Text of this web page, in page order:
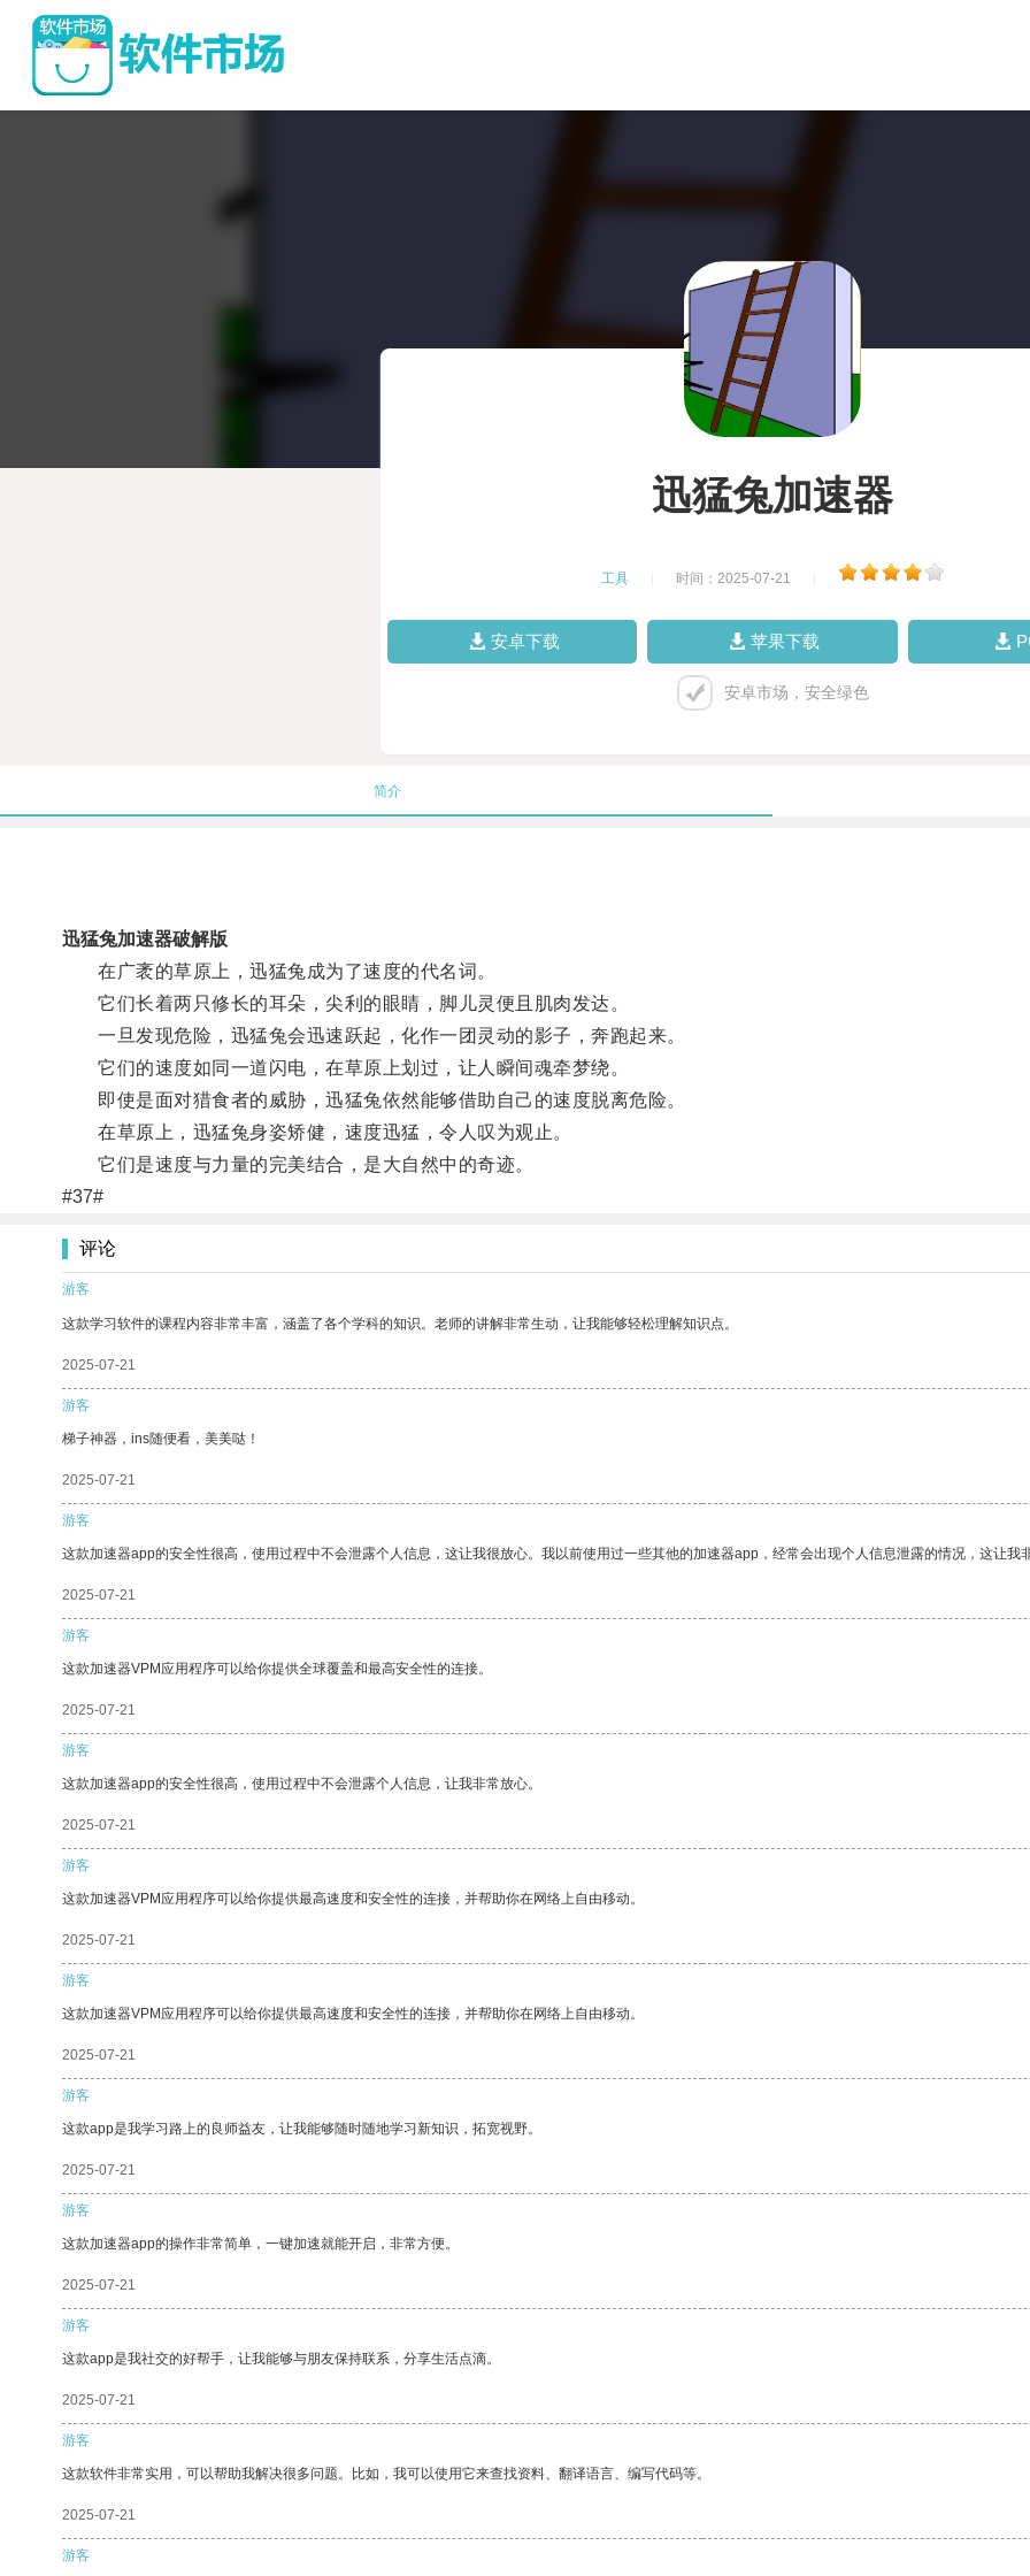
迅猛兔加速器
工具 时间：2025-07-21
安卓下载 苹果下载
安卓市场，安全绿色
简介
迅猛兔加速器破解版
在广袤的草原上，迅猛兔成为了速度的代名词。
它们长着两只修长的耳朵，尖利的眼睛，脚儿灵便且肌肉发达。
一旦发现危险，迅猛兔会迅速跃起，化作一团灵动的影子，奔跑起来。
它们的速度如同一道闪电，在草原上划过，让人瞬间魂牵梦绕。
即使是面对猎食者的威胁，迅猛兔依然能够借助自己的速度脱离危险。
在草原上，迅猛兔身姿矫健，速度迅猛，令人叹为观止。
它们是速度与力量的完美结合，是大自然中的奇迹。
#37#
评论
游客
这款学习软件的课程内容非常丰富，涵盖了各个学科的知识。老师的讲解非常生动，让我能够轻松理解知识点。
2025-07-21
游客
梯子神器，ins随便看，美美哒！
2025-07-21
游客
这款加速器app的安全性很高，使用过程中不会泄露个人信息，这让我很放心。我以前使用过一些其他的加速器app，经常会出现个人信息泄露的情况，这让我
2025-07-21
游客
这款加速器VPM应用程序可以给你提供全球覆盖和最高安全性的连接。
2025-07-21
游客
这款加速器app的安全性很高，使用过程中不会泄露个人信息，让我非常放心。
2025-07-21
游客
这款加速器VPM应用程序可以给你提供最高速度和安全性的连接，并帮助你在网络上自由移动。
2025-07-21
游客
这款加速器VPM应用程序可以给你提供最高速度和安全性的连接，并帮助你在网络上自由移动。
2025-07-21
游客
这款app是我学习路上的良师益友，让我能够随时随地学习新知识，拓宽视野。
2025-07-21
游客
这款加速器app的操作非常简单，一键加速就能开启，非常方便。
2025-07-21
游客
这款app是我社交的好帮手，让我能够与朋友保持联系，分享生活点滴。
2025-07-21
游客
这款软件非常实用，可以帮助我解决很多问题。比如，我可以使用它来查找资料、翻译语言、编写代码等。
2025-07-21
游客